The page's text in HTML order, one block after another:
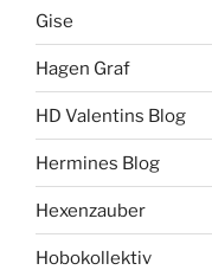
Gise
Hagen Graf
HD Valentins Blog
Hermines Blog
Hexenzauber
Hobokollektiv